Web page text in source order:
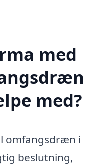
med
med?
omfangsdræn i
beslutning,